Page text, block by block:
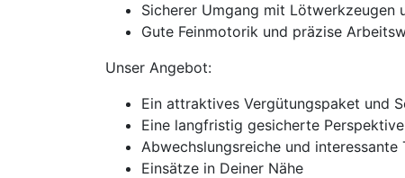
Sicherer Umgang mit Lötwerkzeugen
Gute Feinmotorik und präzise
Unser Angebot:
Ein attraktives Vergütungspaket und
Eine langfristig gesicherte
Abwechslungsreiche und interessante
Einsätze in Deiner Nähe